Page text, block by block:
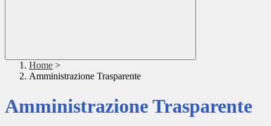
Home >
Amministrazione Trasparente
Amministrazione Trasparente